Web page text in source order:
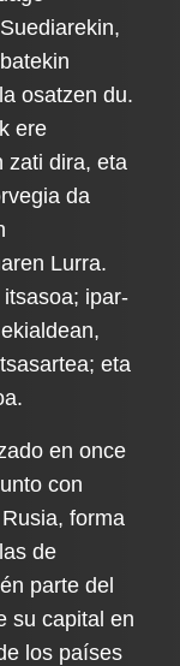
osatzen du.
ere
zati dira, eta
da
Lurra.
ipar-
eta
en once
con
forma
de
parte del
su capital en
los países